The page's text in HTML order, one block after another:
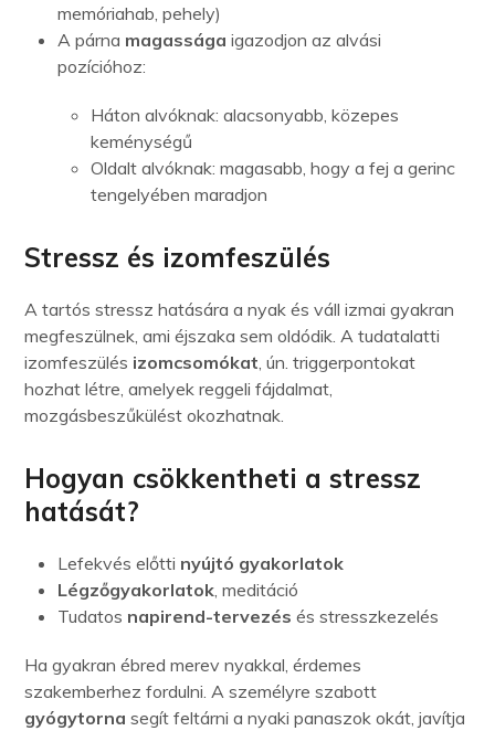
memóriahab, pehely)
A párna magassága igazodjon az alvási
pozícióhoz:
Háton alvóknak: alacsonyabb, közepes
keménységű
Oldalt alvóknak: magasabb, hogy a fej a gerinc
tengelyében maradjon
Stressz és izomfeszülés
A tartós stressz hatására a nyak és váll izmai gyakran
megfeszülnek, ami éjszaka sem oldódik. A tudatalatti
izomfeszülés izomcsomókat, ún. triggerpontokat
hozhat létre, amelyek reggeli fájdalmat,
mozgásbeszűkülést okozhatnak.
Hogyan csökkentheti a stressz
hatását?
Lefekvés előtti nyújtó gyakorlatok
Légzőgyakorlatok, meditáció
Tudatos napirend-tervezés és stresszkezelés
Ha gyakran ébred merev nyakkal, érdemes
szakemberhez fordulni. A személyre szabott
gyógytorna segít feltárni a nyaki panaszok okát, javítja